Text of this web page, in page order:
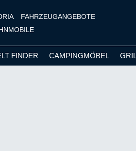
FAHRZEUGANGEBOTE
FINDER CAMPINGMÖBEL